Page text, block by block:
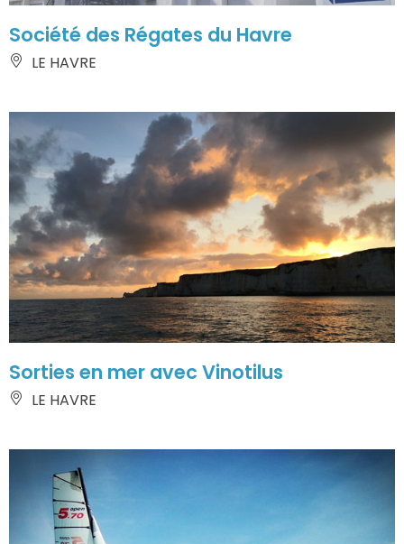
Société des Régates du Havre
LE HAVRE
Sorties en mer avec Vinotilus
LE HAVRE